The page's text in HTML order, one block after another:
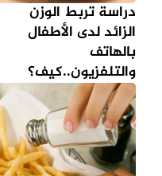
دراسة تربط الوزن
الزائد لدى الأطفال
بالهاتف
والتلفزيون..كيف؟